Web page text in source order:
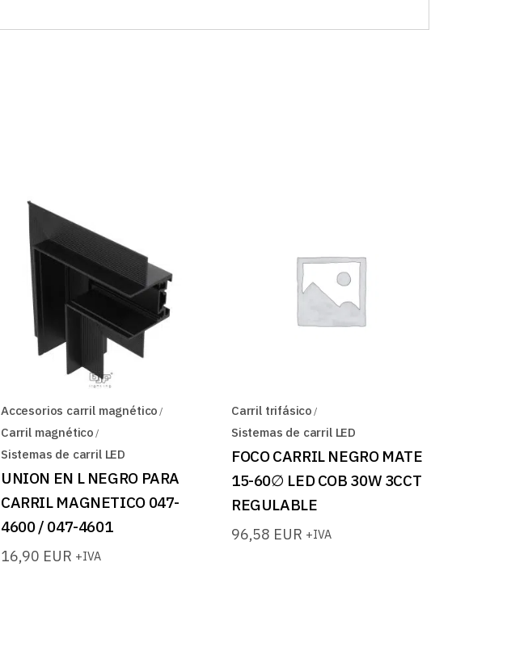
Accesorios carril magnético
Carril magnético
Sistemas de carril LED
UNION EN L NEGRO PARA
CARRIL MAGNETICO 047-
4600 / 047-4601
16,90 EUR +IVA
Carril trifásico
Sistemas de carril LED
FOCO CARRIL NEGRO MATE
15-60∅ LED COB 30W 3CCT
REGULABLE
96,58 EUR +IVA